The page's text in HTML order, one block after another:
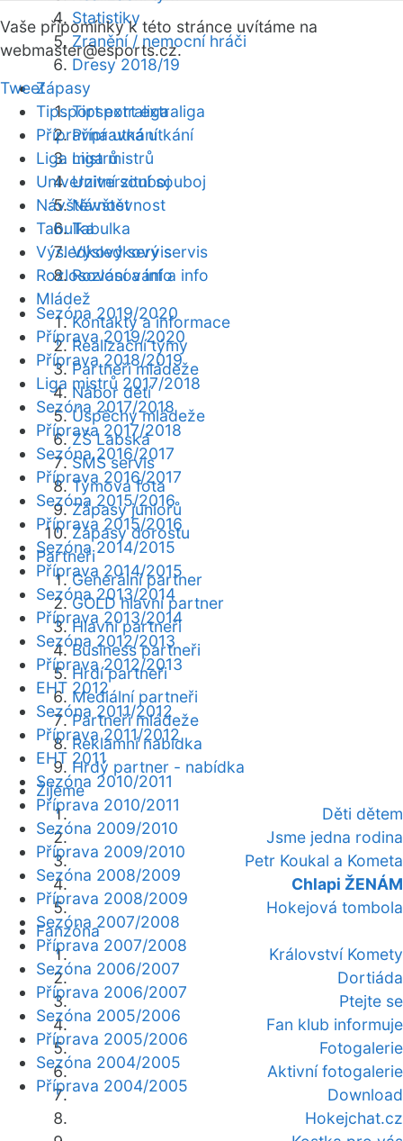
Statistiky
Zranění / nemocní hráči
Dresy 2018/19
Zápasy
Tipsport extraliga
Přípravná utkání
Liga mistrů
Univerzitní souboj
Návštěvnost
Tabulka
Výsledkový servis
Rozlosování a info
Mládež
Kontakty a informace
Realizační týmy
Partneři mládeže
Nábor dětí
Úspěchy mládeže
ZŠ Labská
SMS servis
Týmová fota
Zápasy juniorů
Zápasy dorostu
Partneři
Generální partner
GOLD hlavní partner
Hlavní partneři
Business partneři
Hrdí partneři
Mediální partneři
Partneři mládeže
Reklamní nabídka
Hrdý partner - nabídka
Žijeme
Děti dětem
Jsme jedna rodina
Petr Koukal a Kometa
Chlapi ŽENÁM
Hokejová tombola
Fanzóna
Království Komety
Dortiáda
Ptejte se
Fan klub informuje
Fotogalerie
Aktivní fotogalerie
Download
Hokejchat.cz
Vaše připomínky k této stránce uvítáme na
webmaster@esports.cz.
Tweet
Tipsport extraliga
Přípravná utkání
Liga mistrů
Univerzitní souboj
Návštěvnost
Tabulka
Výsledkový servis
Rozlosování a info
Sezóna 2019/2020
Příprava 2019/2020
Příprava 2018/2019
Liga mistrů 2017/2018
Sezóna 2017/2018
Příprava 2017/2018
Sezóna 2016/2017
Příprava 2016/2017
Sezóna 2015/2016
Příprava 2015/2016
Sezóna 2014/2015
Příprava 2014/2015
Sezóna 2013/2014
Příprava 2013/2014
Sezóna 2012/2013
Příprava 2012/2013
EHT 2012
Sezóna 2011/2012
Příprava 2011/2012
EHT 2011
Sezóna 2010/2011
Příprava 2010/2011
Sezóna 2009/2010
Příprava 2009/2010
Sezóna 2008/2009
Příprava 2008/2009
Sezóna 2007/2008
Příprava 2007/2008
Sezóna 2006/2007
Příprava 2006/2007
Sezóna 2005/2006
Příprava 2005/2006
Sezóna 2004/2005
Příprava 2004/2005